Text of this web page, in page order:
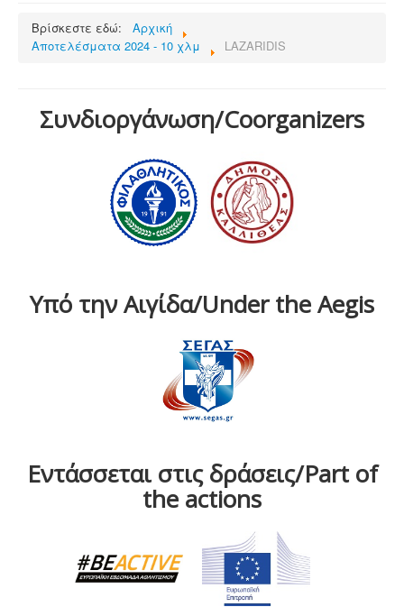
Βρίσκεστε εδώ:
Αρχική
Αποτελέσματα 2024 - 10 χλμ
LAZARIDIS
Συνδιοργάνωση/Coorganizers
Υπό την Αιγίδα/Under the Aegis
Εντάσσεται στις δράσεις/Part of
the actions